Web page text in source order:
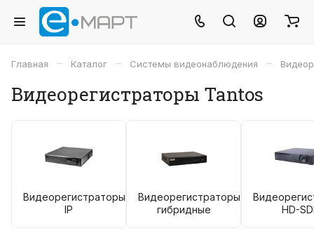
Главная – Каталог – Системы видеонаблюдения –
Видеорегистраторы Tantos
Видеорегистраторы
IP
Видеорегистраторы
гибридные
HD-